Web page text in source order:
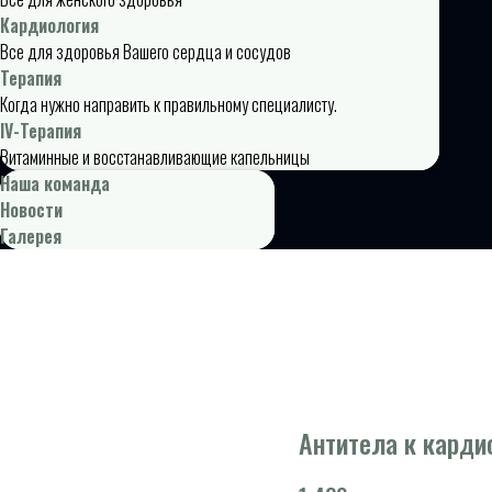
Кардиология
Все для здоровья Вашего сердца и сосудов
Терапия
Когда нужно направить к правильному специалисту.
IV-Терапия
Витаминные и восстанавливающие капельницы
Наша команда
Новости
Галерея
Антитела к